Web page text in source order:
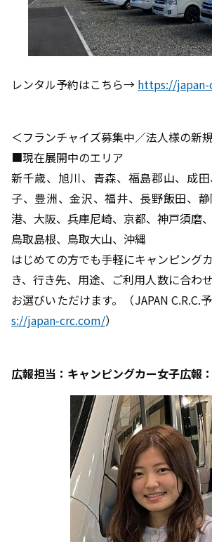
レンタル予約はこちら→ https://
＜フランチャイズ募集中／法人様の新
■現在展開中のエリア
新千歳、旭川、青森、福島郡山、成
子、豊洲、金沢、福井、長野飯田、
港、大阪、兵庫尼崎、京都、神戸須磨
鳥取島根、鳥取大山、沖縄
はじめての方でも手軽にキャンピング
き、行き先、用途、ご利用人数に合わ
お選びいただけます。（JAPAN C.R.C.
s://japan-crc.com/）
広報担当：キャンピングカー女子広報